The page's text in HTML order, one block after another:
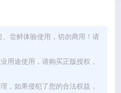
尝鲜体验使用，切勿商用！请
用途使用，请购买正版授权，
，如果侵犯了您的合法权益，